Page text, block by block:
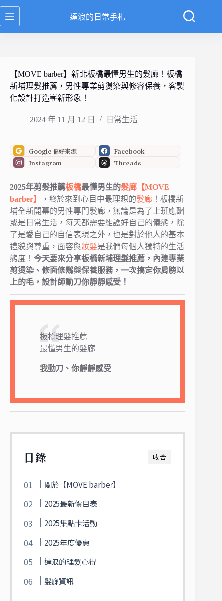
跳
至
達浪的日常手札
【MOVE barber】新北板橋最懂男生的髮廊！板橋
新埔理髮推薦，男性專業剪燙染與修容保養，客製
化設計打造嶄新形象！
2024 年 11 月 12 日 日常生活
Google 偏好來源
Facebook
Instagram
Threads
2025年剪髮推薦板橋最懂男生的髮廊 【MOVE
barber】
，終於來到心目中最理想的髮廊 ！板橋新
埔全新開幕的男性專門髮廊，無論是為了上班應酬
或是日常生活，每天都需要維護好自己的儀態，除
了是愛自己的自信表現之外，也是對於他人的基本
禮貌與尊重，面容與妝髮是我們每個人獨特的生活
態度！ 今天要來分享板橋新埔理髮推薦，內建專業
剪燙染、修面修鬍與保養服務，一次搞定你肩膀以
上的毛，設計師動刀你靜靜感受！
板橋理髮推薦
最懂男生的髮廊
我動刀、你靜靜感受
收合
目錄
關於【MOVE barber】
2025最新價目表
2025集點卡活動
2025年度優惠
達浪的理髮心得
髮廊資訊